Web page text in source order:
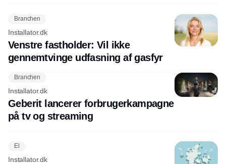
Branchen
Installator.dk
Venstre fastholder: Vil ikke
gennemtvinge udfasning af gasfyr
Branchen
Installator.dk
Geberit lancerer forbrugerkampagne
på tv og streaming
El
Installator.dk